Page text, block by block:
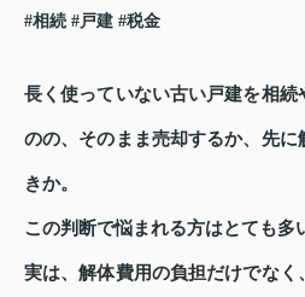
#相続 #戸建 #税金
長く使っていない古い戸建を相続
のの、そのまま売却するか、先
きか。
この判断で悩まれる方はとても多
実は、解体費用の負担だけでな